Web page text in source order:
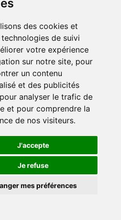
des cookies et
de suivi
votre expérience
sur notre site, pour
un contenu
et des publicités
analyser le trafic de
et pour comprendre la
de nos visiteurs.
J'accepte
Je refuse
mes préférences